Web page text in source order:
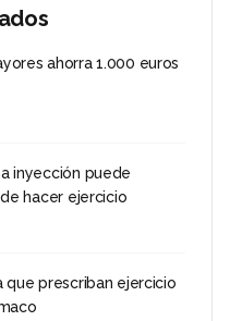
ahorra 1.000 euros
inyección puede
hacer ejercicio
que prescriban ejercicio